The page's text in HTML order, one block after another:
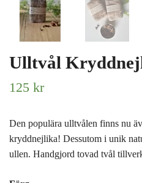
Ulltvål
125 kr
Den populära ulltvålen finns nu
kryddnejlika! Dessutom i unik
ullen. Handgjord tovad tvål